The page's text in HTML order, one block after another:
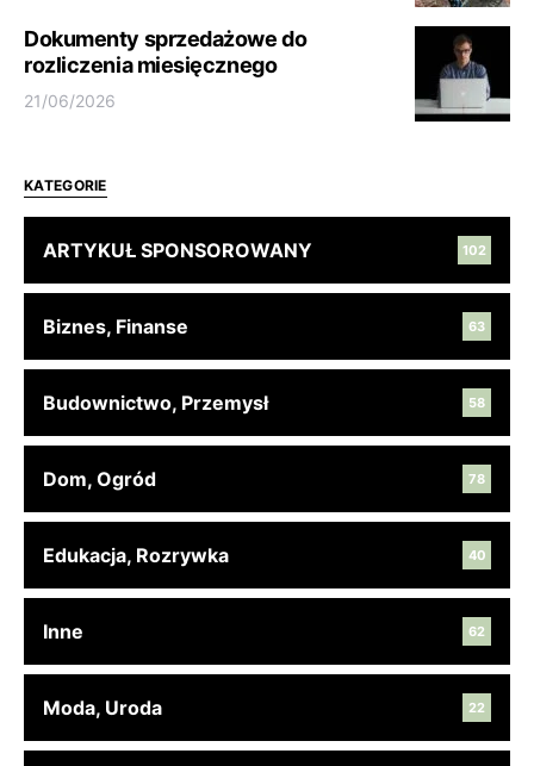
Dokumenty sprzedażowe do
rozliczenia miesięcznego
21/06/2026
KATEGORIE
ARTYKUŁ SPONSOROWANY 102
Biznes, Finanse 63
Budownictwo, Przemysł 58
Dom, Ogród 78
Edukacja, Rozrywka 40
Inne 62
Moda, Uroda 22